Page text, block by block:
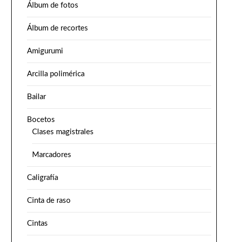
Álbum de fotos
Álbum de recortes
Amigurumi
Arcilla polimérica
Bailar
Bocetos
Clases magistrales
Marcadores
Caligrafía
Cinta de raso
Cintas